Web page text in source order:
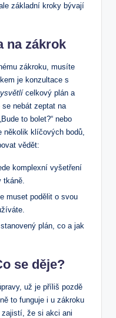
základní kroky bývají
na zákrok
zákroku, musíte
je konzultace s
celkový plán a
nebát zeptat na
to bolet?“ nebo
několik klíčových bodů,
vědět:
komplexní vyšetření
muset podělit o svou
plán, co a jak
se děje?
už je příliš pozdě
to funguje i u zákroku
zajistí, že si akci ani